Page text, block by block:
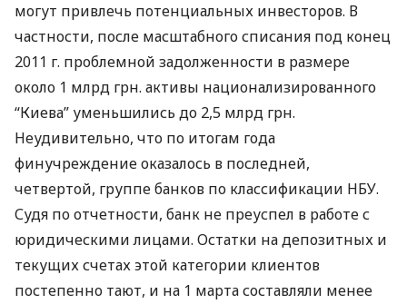
могут привлечь потенциальных инвесторов. В
частности, после масштабного списания под конец
2011 г. проблемной задолженности в размере
около 1 млрд грн. активы национализированного
“Киева” уменьшились до 2,5 млрд грн.
Неудивительно, что по итогам года
финучреждение оказалось в последней,
четвертой, группе банков по классификации НБУ.
Судя по отчетности, банк не преуспел в работе с
юридическими лицами. Остатки на депозитных и
текущих счетах этой категории клиентов
постепенно тают, и на 1 марта составляли менее